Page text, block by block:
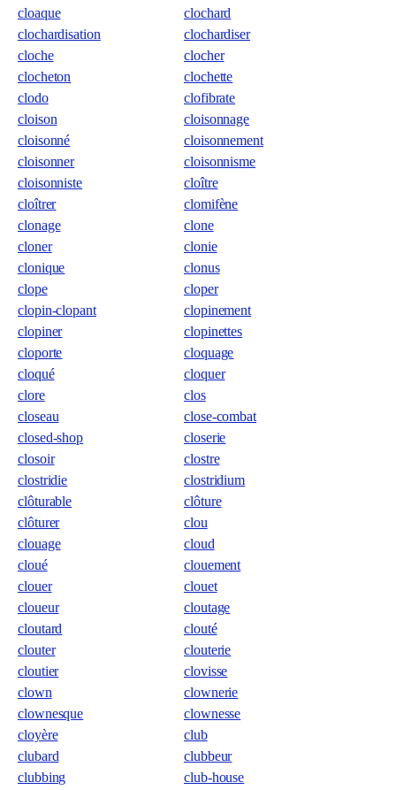
cloaque
clochard
clochardisation
clochardiser
cloche
clocher
clocheton
clochette
clodo
clofibrate
cloison
cloisonnage
cloisonné
cloisonnement
cloisonner
cloisonnisme
cloisonniste
cloître
cloîtrer
clomifène
clonage
clone
cloner
clonie
clonique
clonus
clope
cloper
clopin-clopant
clopinement
clopiner
clopinettes
cloporte
cloquage
cloqué
cloquer
clore
clos
closeau
close-combat
closed-shop
closerie
closoir
clostre
clostridie
clostridium
clôturable
clôture
clôturer
clou
clouage
cloud
cloué
clouement
clouer
clouet
cloueur
cloutage
cloutard
clouté
clouter
clouterie
cloutier
clovisse
clown
clownerie
clownesque
clownesse
cloyère
club
clubard
clubbeur
clubbing
club-house